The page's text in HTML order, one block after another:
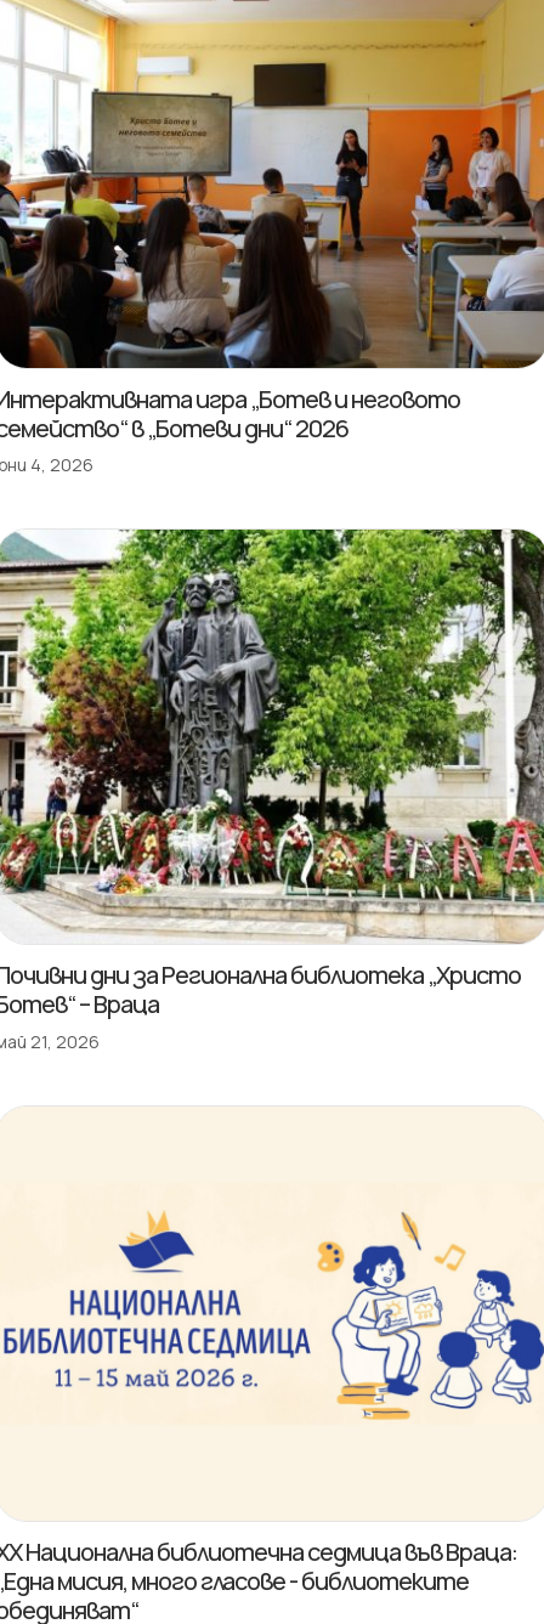
игра „Ботев и неговото
в „Ботеви дни“ 2026
4, 2026
дни за Регионална библиотека „Христо
– Враца
21, 2026
Национална библиотечна седмица във Враца:
мисия, много гласове - библиотеките